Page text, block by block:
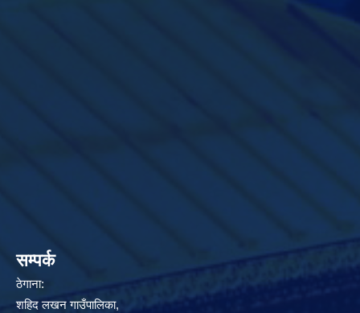
सम्पर्क
ठेगाना:
शहिद लखन गाउँपालिका,